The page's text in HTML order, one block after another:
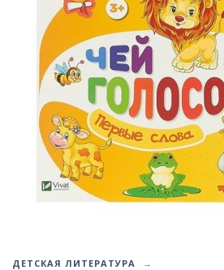
ДЕТСКАЯ ЛИТЕРАТУРА